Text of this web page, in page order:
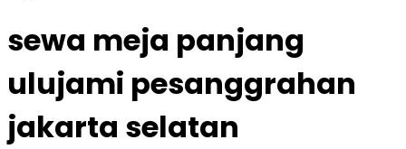
sewa meja panjang
ulujami pesanggrahan
jakarta selatan